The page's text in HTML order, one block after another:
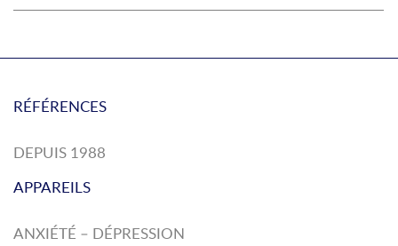
RÉFÉRENCES
DEPUIS 1988
APPAREILS
ANXIÉTÉ – DÉPRESSION